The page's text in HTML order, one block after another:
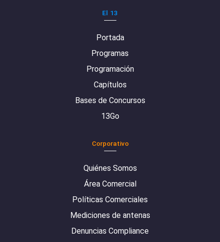
El 13
Portada
Programas
Programación
Capítulos
Bases de Concursos
13Go
Corporativo
Quiénes Somos
Área Comercial
Políticas Comerciales
Mediciones de antenas
Denuncias Compliance